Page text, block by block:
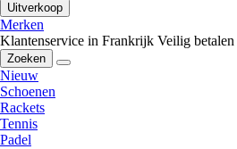
Uitverkoop
Merken
Klantenservice in Frankrijk Veilig betalen
Zoeken
Nieuw
Schoenen
Rackets
Tennis
Padel